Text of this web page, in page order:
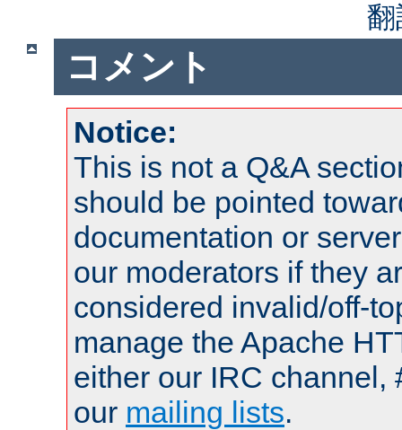
コメント
Notice:
This is not a Q&A
should be pointed
documentation or
our moderators if they
considered invalid/off-
manage the Apache
either our IRC channel,
our mailing lists.